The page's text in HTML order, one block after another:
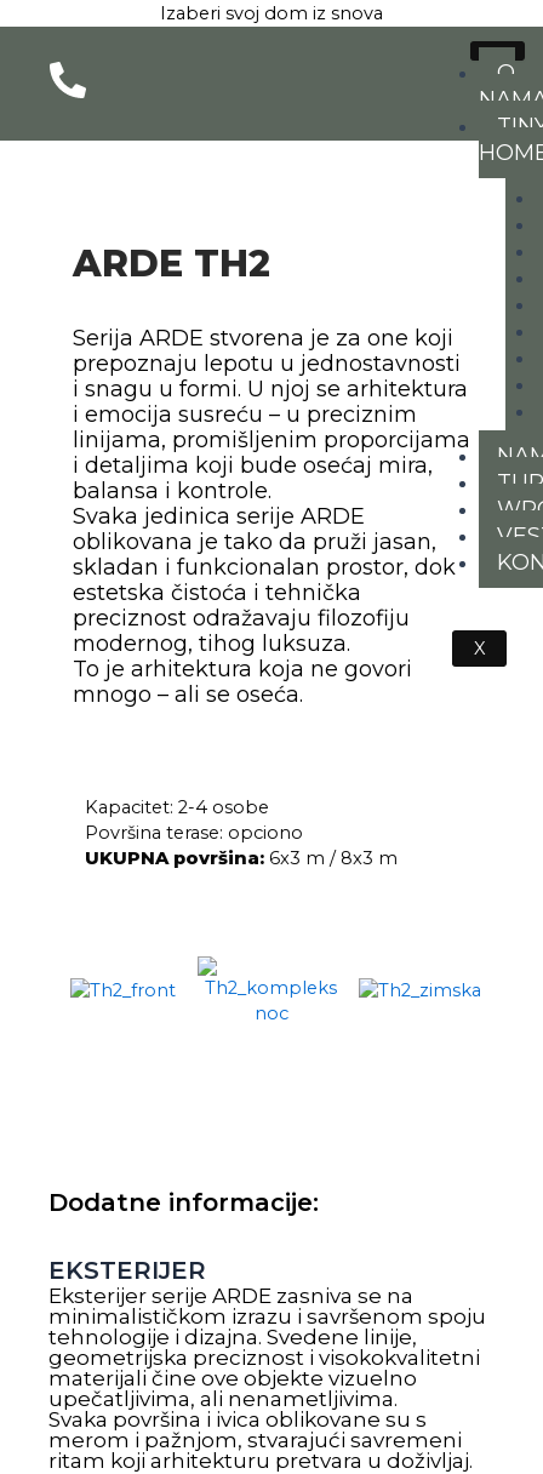
sadržaj
Izaberi svoj dom iz snova
O
X
ARDE TH2
Serija ARDE stvorena je za one koji
prepoznaju lepotu u jednostavnosti
i snagu u formi. U njoj se arhitektura
i emocija susreću – u preciznim
linijama, promišljenim proporcijama
i detaljima koji bude osećaj mira,
balansa i kontrole.
Svaka jedinica serije ARDE
oblikovana je tako da pruži jasan,
skladan i funkcionalan prostor, dok
estetska čistoća i tehnička
preciznost odražavaju filozofiju
modernog, tihog luksuza.
To je arhitektura koja ne govori
mnogo – ali se oseća.
Kapacitet: 2-4 osobe
Površina terase: opciono
UKUPNA površina: 6x3 m / 8x3 m
Dodatne informacije:
EKSTERIJER
Eksterijer serije ARDE zasniva se na
minimalističkom izrazu i savršenom spoju
tehnologije i dizajna. Svedene linije,
geometrijska preciznost i visokokvalitetni
materijali čine ove objekte vizuelno
upečatljivima, ali nenametljivima.
Svaka površina i ivica oblikovane su s
merom i pažnjom, stvarajući savremeni
ritam koji arhitekturu pretvara u doživljaj.